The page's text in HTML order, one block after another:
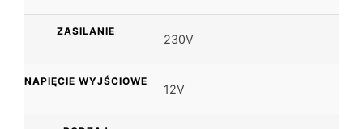
ZASILANIE
230V
NAPIĘCIE WYJŚCIOWE
12V